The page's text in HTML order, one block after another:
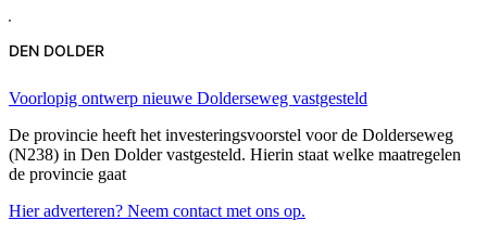
DEN DOLDER
Voorlopig ontwerp nieuwe Dolderseweg vastgesteld
De provincie heeft het investeringsvoorstel voor de Dolderseweg
(N238) in Den Dolder vastgesteld. Hierin staat welke maatregelen
de provincie gaat
Hier adverteren? Neem contact met ons op.